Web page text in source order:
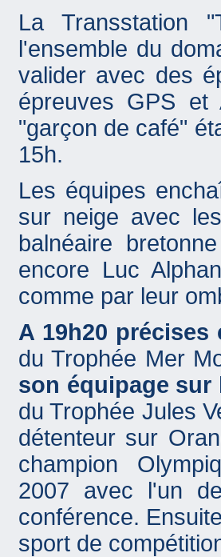
La Transstation
l'ensemble du
valider avec des
épreuves GPS
"garçon de café"
15h.
Les équipes
sur neige avec
balnéaire
encore Luc
comme par leur
A 19h20 précises
du Trophée Mer
son équipage sur
du Trophée Jules
détenteur sur
champion
2007 avec l'un
conférence.
sport de